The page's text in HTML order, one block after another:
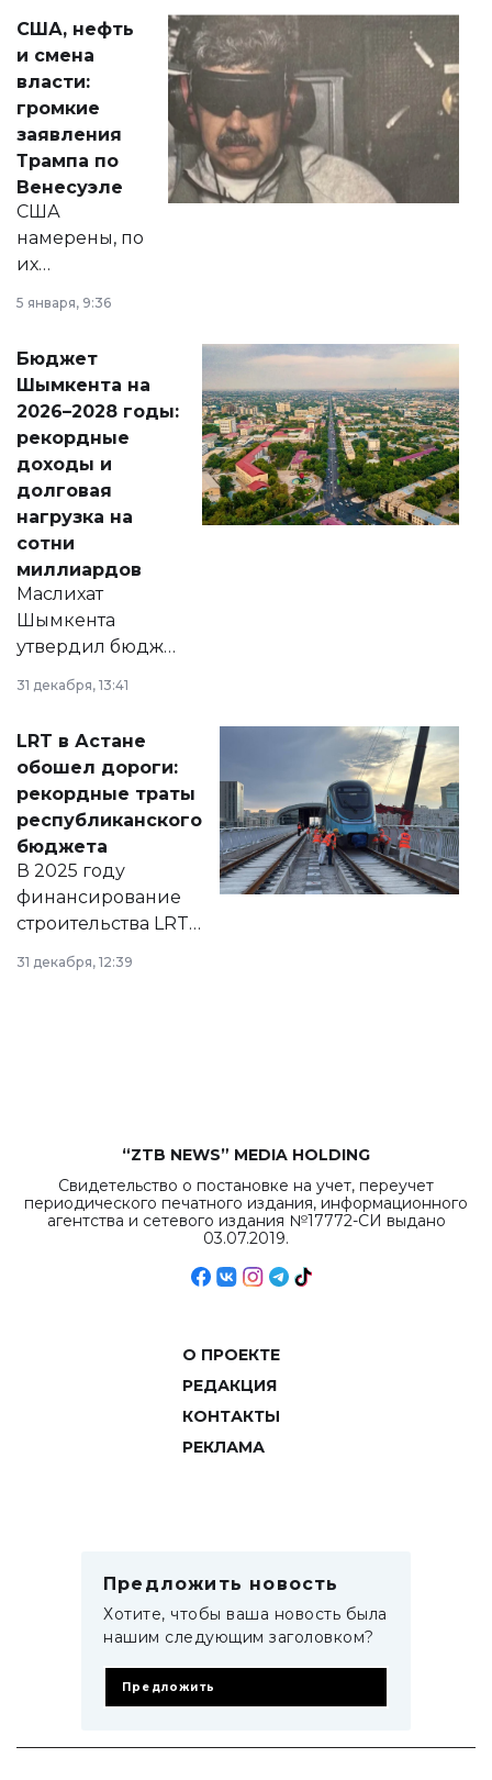
актуальных тем —
от слухов о
политических
реформах до
вопросов армии,
экономики и
личного здоровья.
США, нефть
и смена
власти:
громкие
заявления
Трампа по
Венесуэле
США
намерены, по
их
принести
народу
Венесуэлы.
5 января, 9:36
Бюджет
Шымкента на
2026–2028 годы:
рекордные
доходы и
долговая
нагрузка на
сотни
миллиардов
Маслихат
Шымкента
утвердил бюджет
города на 2026–
2028 годы.
документ
появился в базе
нормативных
правовых актов и
на сайте маслихат
города.
31 декабря, 13:41
LRT в Астане
обошел дороги:
рекордные траты
республиканского
бюджета
В 2025 году
финансирование
строительства LRT
в Астане из
республиканского
31 декабря, 12:39
“ZTB NEWS” MEDIA HOLDING
Свидетельство о постановке на учет, переучет
периодического печатного издания, информационного
агентства и сетевого издания №17772-СИ выдано
03.07.2019.
О ПРОЕКТЕ
РЕДАКЦИЯ
КОНТАКТЫ
РЕКЛАМА
Предложить новость
Хотите, чтобы ваша новость была
нашим следующим заголовком?
Предложить